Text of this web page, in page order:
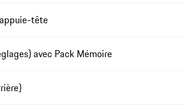
tête
avec Pack Mémoire